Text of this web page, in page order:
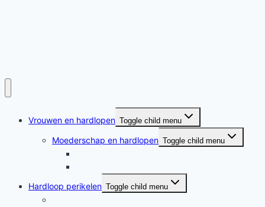
Vrouwen en hardlopen Toggle child menu
Moederschap en hardlopen Toggle child menu
Hardloop perikelen Toggle child menu